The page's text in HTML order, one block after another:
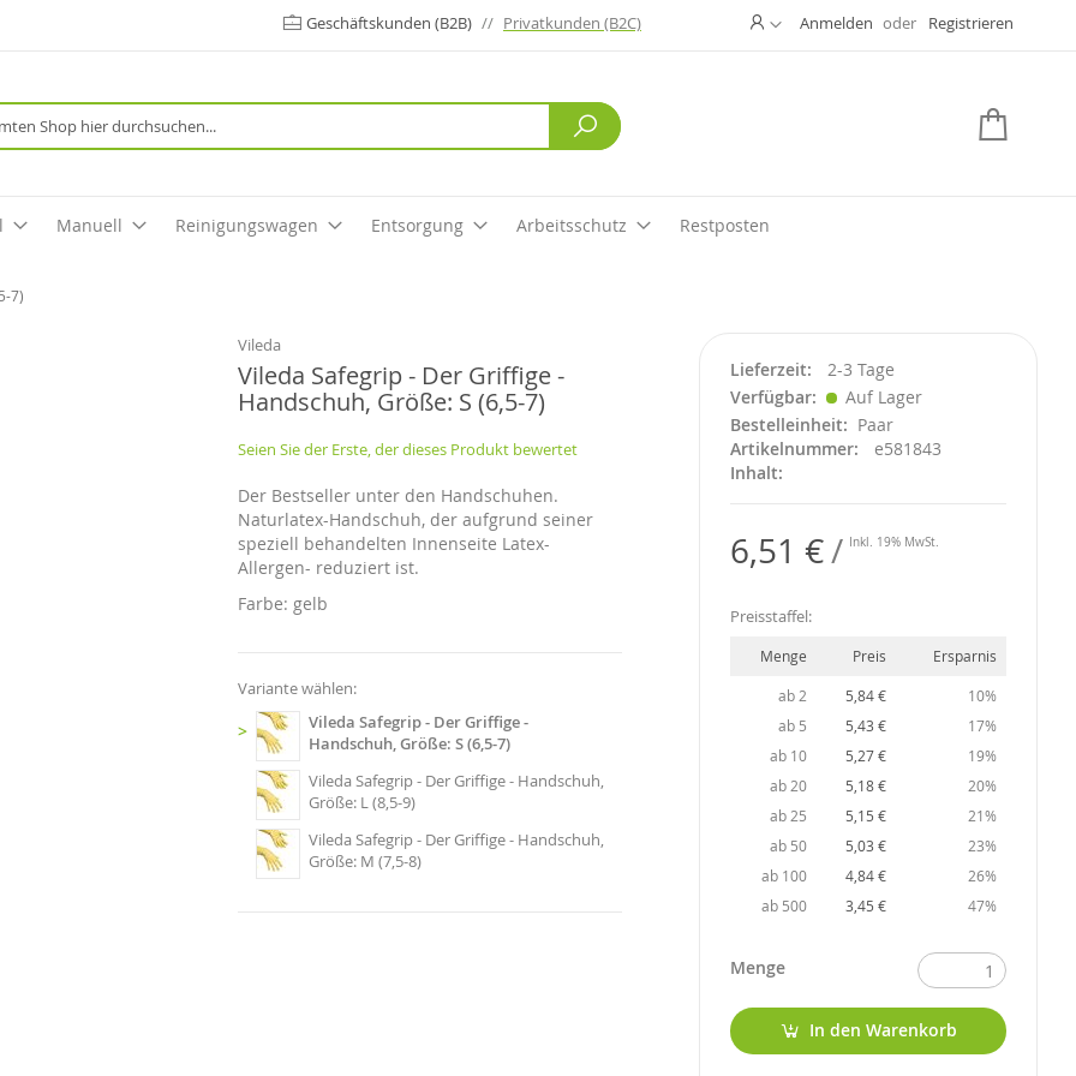
Geschäftskunden (B2B) // Privatkunden (B2C) ÄndernAnmelden Registrieren
Suche
Suche
Manuell Reinigungswagen Entsorgung Arbeitsschutz Restposten
7)
Vileda
Vileda Safegrip - Der Griffige -
Handschuh, Größe: S (6,5-7)
Seien Sie der Erste, der dieses Produkt bewertet
Der Bestseller unter den Handschuhen.
Naturlatex-Handschuh, der aufgrund seiner
speziell behandelten Innenseite Latex-
Allergen- reduziert ist.
Farbe: gelb
Variante wählen:
>
Vileda Safegrip - Der Griffige -
Handschuh, Größe: S (6,5-7)
Vileda Safegrip - Der Griffige - Handschuh,
Größe: L (8,5-9)
Vileda Safegrip - Der Griffige - Handschuh,
Größe: M (7,5-8)
Lieferzeit
2-3 Tage
Verfügbar
Auf Lager
Bestelleinheit
Paar
Artikelnummer
e581843
Inhalt
6,51 € Inkl. 19% MwSt.
Preisstaffel:
Menge Preis Ersparnis
ab 2 5,84 €
10%
ab 5
5,43 €
17%
ab 10
5,27 €
19%
ab 20
5,18 €
20%
ab 25
5,15 €
21%
ab 50
5,03 €
23%
ab 100
4,84 €
26%
ab 500
3,45 € 47%
Menge
In den Warenkorb